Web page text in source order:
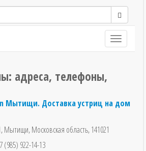
Навигация
адреса, телефоны,
Мытищи. Доставка устриц на дом
Мытищи, Московская область, 141021
922-14-13